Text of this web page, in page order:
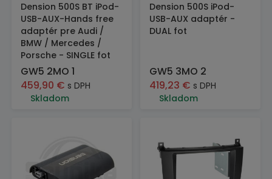
Dension 500S BT iPod-
USB-AUX-Hands free
adaptér pre Audi /
BMW / Mercedes /
Porsche - SINGLE fot
GW5 2MO 1
459,90 € s DPH
Skladom
Dension 500S iPod-
USB-AUX adaptér -
DUAL fot
GW5 3MO 2
419,23 € s DPH
Skladom